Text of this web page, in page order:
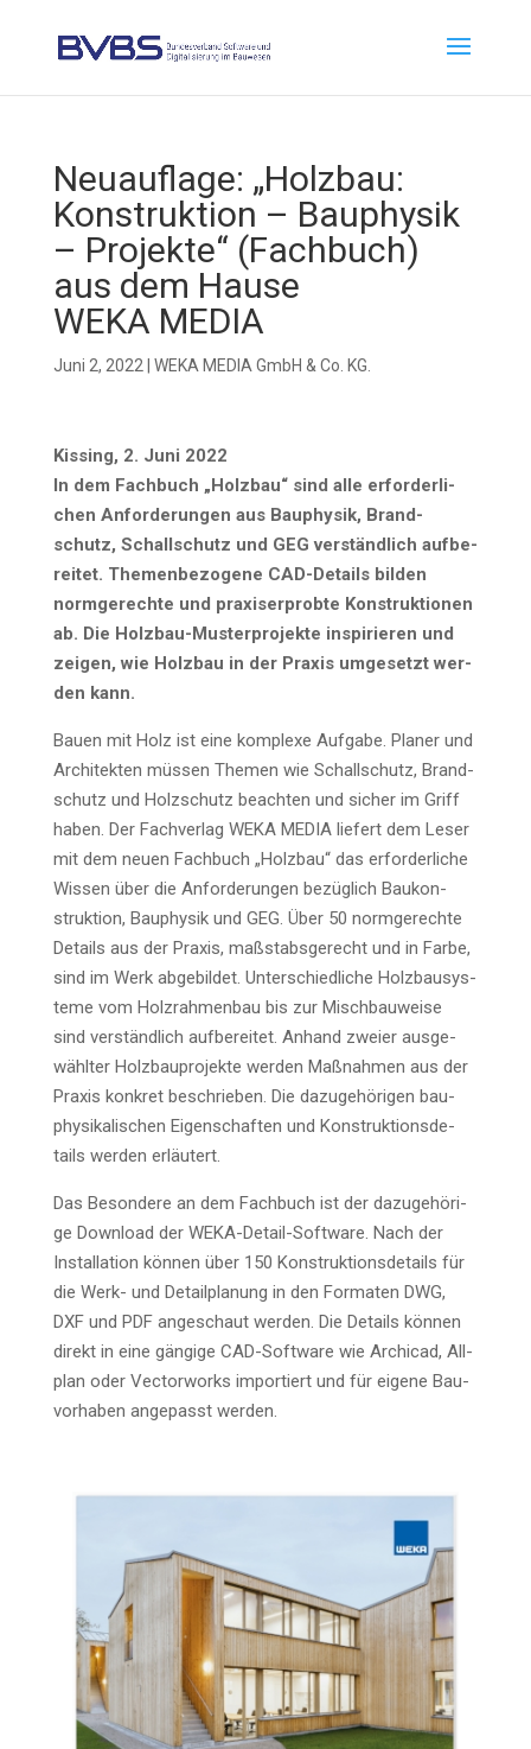
Neu­auf­la­ge: „Holz­bau:
Kon­struk­ti­on – Bau­phy­sik
– Pro­jek­te“ (Fach­buch)
aus dem Hau­se
WEKA MEDIA
Juni 2, 2022 WEKA MEDIA GmbH & Co. KG.
Kis­sing, 2. Juni 2022
In dem Fach­buch „Holz­bau“ sind alle erfor­der­li­
chen Anfor­de­run­gen aus Bau­phy­sik, Brand­
schutz, Schall­schutz und GEG ver­ständ­lich auf­be­
rei­tet. The­men­be­zo­ge­ne CAD-Details bil­den
norm­ge­rech­te und pra­xis­er­prob­te Kon­struk­tio­nen
ab. Die Holz­bau-Mus­ter­pro­jek­te inspi­rie­ren und
zei­gen, wie Holz­bau in der Pra­xis umge­setzt wer­
den kann.
Bau­en mit Holz ist eine kom­ple­xe Auf­ga­be. Pla­ner und
Archi­tek­ten müs­sen The­men wie Schall­schutz, Brand­
schutz und Holz­schutz beach­ten und sicher im Griff
haben. Der Fach­ver­lag WEKA MEDIA lie­fert dem Leser
mit dem neu­en Fach­buch „Holz­bau“ das erfor­der­li­che
Wis­sen über die Anfor­de­run­gen bezüg­lich Bau­kon­
struk­ti­on, Bau­phy­sik und GEG. Über 50 norm­ge­rech­te
Details aus der Pra­xis, maß­stabs­ge­recht und in Far­be,
sind im Werk abge­bil­det. Unter­schied­li­che Holz­bau­sys­
te­me vom Holz­rah­men­bau bis zur Misch­bau­wei­se
sind ver­ständ­lich auf­be­rei­tet. Anhand zwei­er aus­ge­
wähl­ter Holz­bau­pro­jek­te wer­den Maß­nah­men aus der
Pra­xis kon­kret beschrie­ben. Die dazu­ge­hö­ri­gen bau­
phy­si­ka­li­schen Eigen­schaf­ten und Kon­struk­ti­ons­de­
tails wer­den erläutert.
Das Beson­de­re an dem Fach­buch ist der dazu­ge­hö­ri­
ge Down­load der WEKA-Detail-Soft­ware. Nach der
Instal­la­ti­on kön­nen über 150 Kon­struk­ti­ons­de­tails für
die Werk- und Detail­pla­nung in den For­ma­ten DWG,
DXF und PDF ange­schaut wer­den. Die Details kön­nen
direkt in eine gän­gi­ge CAD-Soft­ware wie Archi­cad, All­
plan oder Vec­tor­works impor­tiert und für eige­ne Bau­
vor­ha­ben ange­passt werden.